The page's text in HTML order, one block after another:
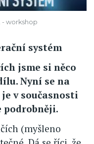
- workshop
systém
jsme si něco
Nyní se na
v současnosti
podrobněji.
(myšleno